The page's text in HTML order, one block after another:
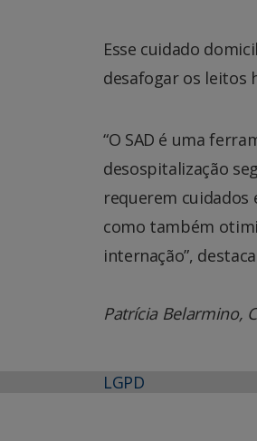
Esse cuidado
desafogar os leitos
“O SAD é uma
desospitalização
requerem cuidados
como também
internação”,
Patrícia Belarmino,
LGPD